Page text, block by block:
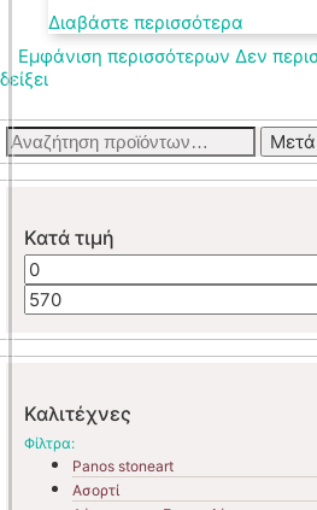
Διαβάστε περισσότερα
Εμφάνιση περισσότερων Δεν
δείξει
Αναζήτηση
για:
Κατά τιμή
Ελάχιστη
τιμή
Καλιτέχνες
Φίλτρα:
Panos stoneart
Ασορτί